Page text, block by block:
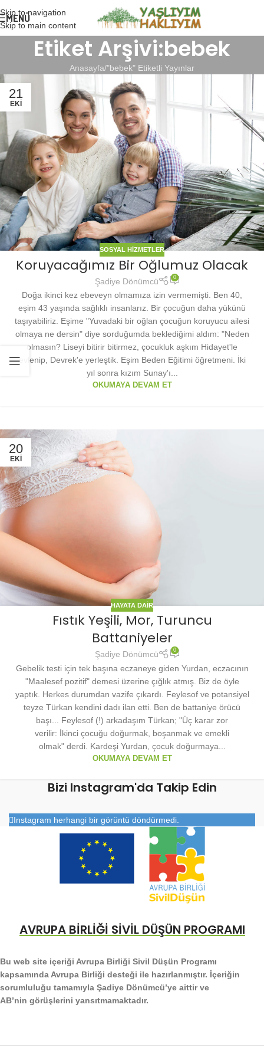
Skip to navigation
Skip to main content
MENÜ
Etiket Arşivi:bebek
Anasayfa "bebek" Etiketli Yayınlar
21
EKI
SOSYAL HIZMETLER
Koruyacağımız Bir Oğlumuz Olacak
Şadiye Dönümcü 0
Doğa ikinci kez ebeveyn olmamıza izin vermemişti. Ben 40,
eşim 43 yaşında sağlıklı insanlarız. Bir çocuğun daha yükünü
taşıyabiliriz. Eşime "Yuvadaki bir oğlan çocuğun koruyucu ailesi
olmaya ne dersin" diye sorduğumda beklediğimi aldım: "Neden
olmasın? Liseyi bitirir bitirmez, çocukluk aşkım Hidayet'le
evlenip, Devrek'e yerleştik. Eşim Beden Eğitimi öğretmeni. İki
yıl sonra kızım Sunay'ı...
OKUMAYA DEVAM ET
20
EKI
HAYATA DAIR
Fıstık Yeşili, Mor, Turuncu
Battaniyeler
Şadiye Dönümcü 0
Gebelik testi için tek başına eczaneye giden Yurdan, eczacının
"Maalesef pozitif" demesi üzerine çığlık atmış. Biz de öyle
yaptık. Herkes durumdan vazife çıkardı. Feylesof ve potansiyel
teyze Türkan kendini dadı ilan etti. Ben de battaniye örücü
başı... Feylesof (!) arkadaşım Türkan; "Üç karar zor
verilir: İkinci çocuğu doğurmak, boşanmak ve emekli
olmak" derdi. Kardeşi Yurdan, çocuk doğurmaya...
OKUMAYA DEVAM ET
Bizi Instagram'da Takip Edin
Instagram herhangi bir görüntü döndürmedi.
AVRUPA BİRLİĞİ SİVİL DÜŞÜN PROGRAMI
Bu web site içeriği Avrupa Birliği Sivil Düşün Programı
kapsamında Avrupa Birliği desteği ile hazırlanmıştır. İçeriğin
sorumluluğu tamamıyla Şadiye Dönümcü’ye aittir ve
AB’nin görüşlerini yansıtmamaktadır.